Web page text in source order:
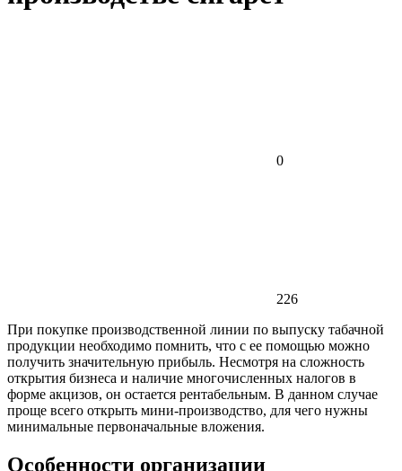
0
226
При покупке производственной линии по выпуску табачной
продукции необходимо помнить, что с ее помощью можно
получить значительную прибыль. Несмотря на сложность
открытия бизнеса и наличие многочисленных налогов в
форме акцизов, он остается рентабельным. В данном случае
проще всего открыть мини-производство, для чего нужны
минимальные первоначальные вложения.
Особенности организации